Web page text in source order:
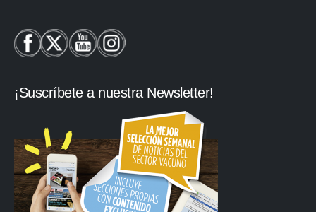
¡Suscríbete a nuestra Newsletter!